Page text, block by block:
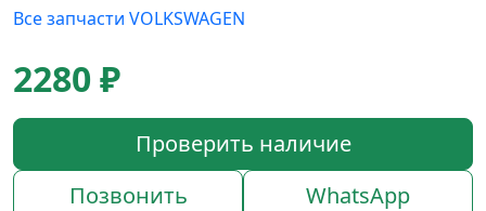
Все запчасти VOLKSWAGEN
2280 ₽
Проверить наличие
Позвонить
WhatsApp